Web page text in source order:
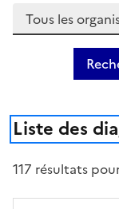
Liste des
117 résultats